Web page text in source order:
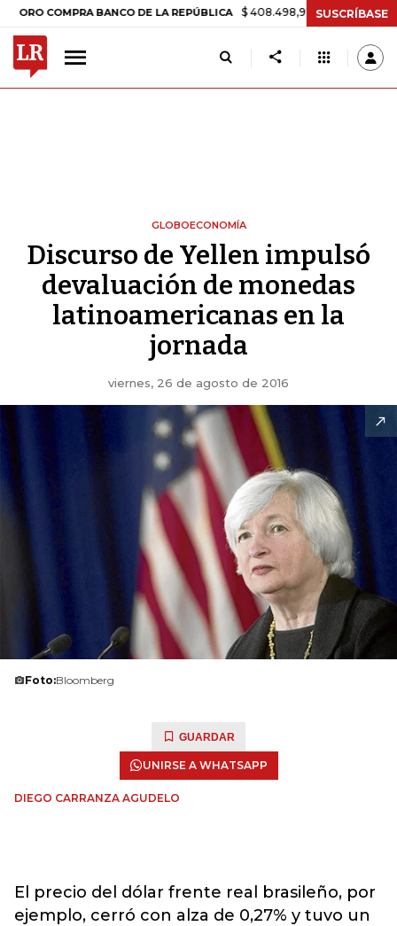
BANCO DE LA REPÚBLICA $ 408.498,97 +$ 8.753,81 +2,19%
SUSCRÍBASE
GLOBOECONOMÍA
Discurso de Yellen impulsó
devaluación de monedas
latinoamericanas en la
jornada
viernes, 26 de agosto de 2016
Foto:Bloomberg
GUARDAR
UNIRSE A WHATSAPP
DIEGO CARRANZA AGUDELO
El precio del dólar frente real brasileño, por
ejemplo, cerró con alza de 0,27% y tuvo un